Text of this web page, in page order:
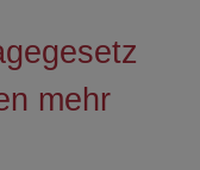
mehr